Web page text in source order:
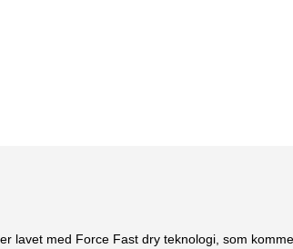
lavet med Force Fast dry teknologi, som